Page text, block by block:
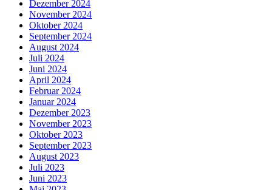
Dezember 2024
November 2024
Oktober 2024
September 2024
August 2024
Juli 2024
Juni 2024
April 2024
Februar 2024
Januar 2024
Dezember 2023
November 2023
Oktober 2023
September 2023
August 2023
Juli 2023
Juni 2023